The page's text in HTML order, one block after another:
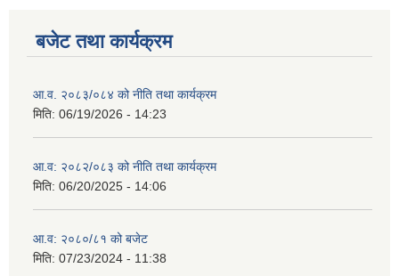
बजेट तथा कार्यक्रम
आ.व. २०८३/०८४ को नीति तथा कार्यक्रम
मिति: 06/19/2026 - 14:23
आ.व: २०८२/०८३ को नीति तथा कार्यक्रम
मिति: 06/20/2025 - 14:06
आ.व: २०८०/८१ को बजेट
मिति: 07/23/2024 - 11:38